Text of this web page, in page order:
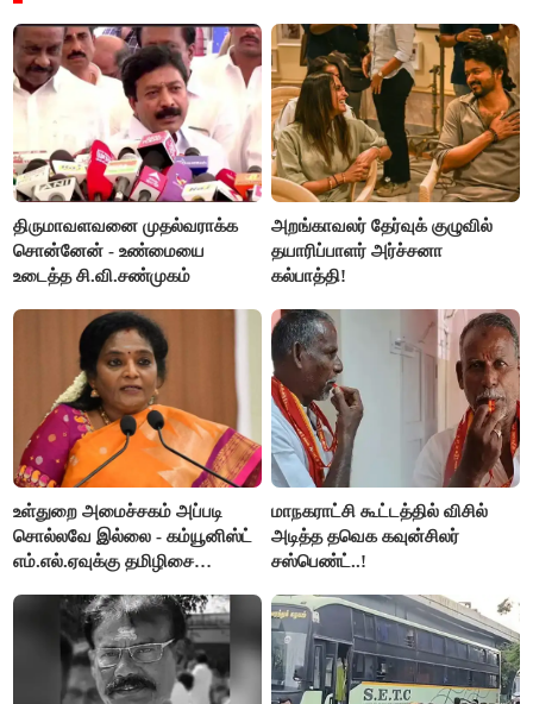
திருமாவளவனை முதல்வராக்க
சொன்னேன் - உண்மையை
உடைத்த சி.வி.சண்முகம்
அறங்காவலர் தேர்வுக் குழுவில்
தயாரிப்பாளர் அர்ச்சனா
கல்பாத்தி!
உள்துறை அமைச்சகம் அப்படி
சொல்லவே இல்லை - கம்யூனிஸ்ட்
எம்.எல்.ஏவுக்கு தமிழிசை
மாநகராட்சி கூட்டத்தில் விசில்
அடித்த தவெக கவுன்சிலர்
சஸ்பெண்ட்..!